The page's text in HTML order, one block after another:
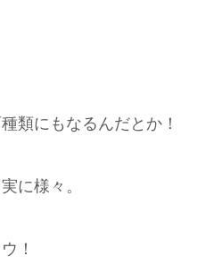
類にもなるんだとか！
に様々。
！